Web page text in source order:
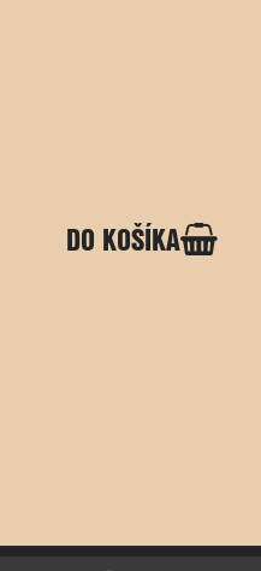
DO KOŠÍKA